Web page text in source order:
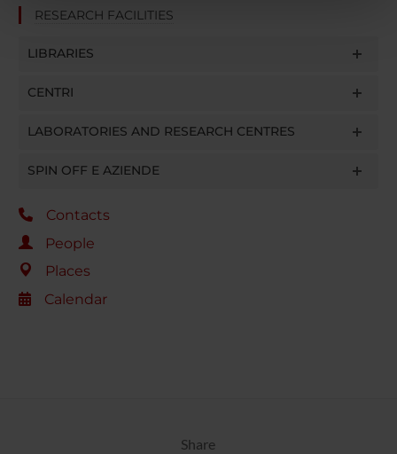
pubblicità e social media, i quali potrebbero combinarle
RESEARCH FACILITIES
LIBRARIES
CENTRI
LABORATORIES AND RESEARCH CENTRES
SPIN OFF E AZIENDE
Contacts
People
Places
Calendar
Share